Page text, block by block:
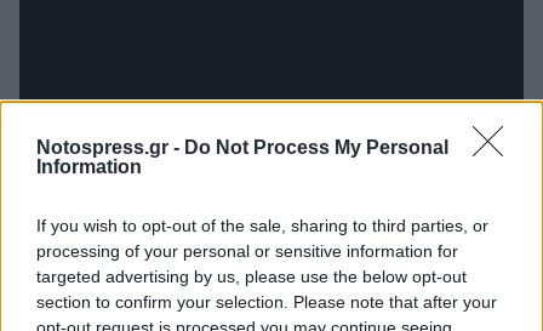
Notospress.gr - Do Not Process My Personal
Information
If you wish to opt-out of the sale, sharing to third parties, or
processing of your personal or sensitive information for
targeted advertising by us, please use the below opt-out
section to confirm your selection. Please note that after your
opt-out request is processed you may continue seeing
Αυτή αφορά σε ανακοίνωση δεδομένων
προσωπικού χαρακτήρα που αφορούν τη